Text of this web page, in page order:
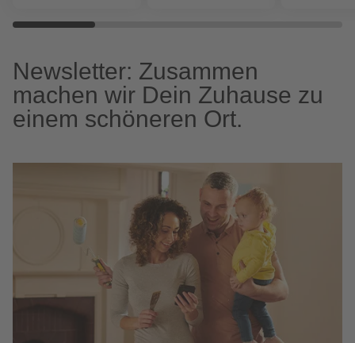
Newsletter: Zusammen
machen wir Dein Zuhause zu
einem schöneren Ort.